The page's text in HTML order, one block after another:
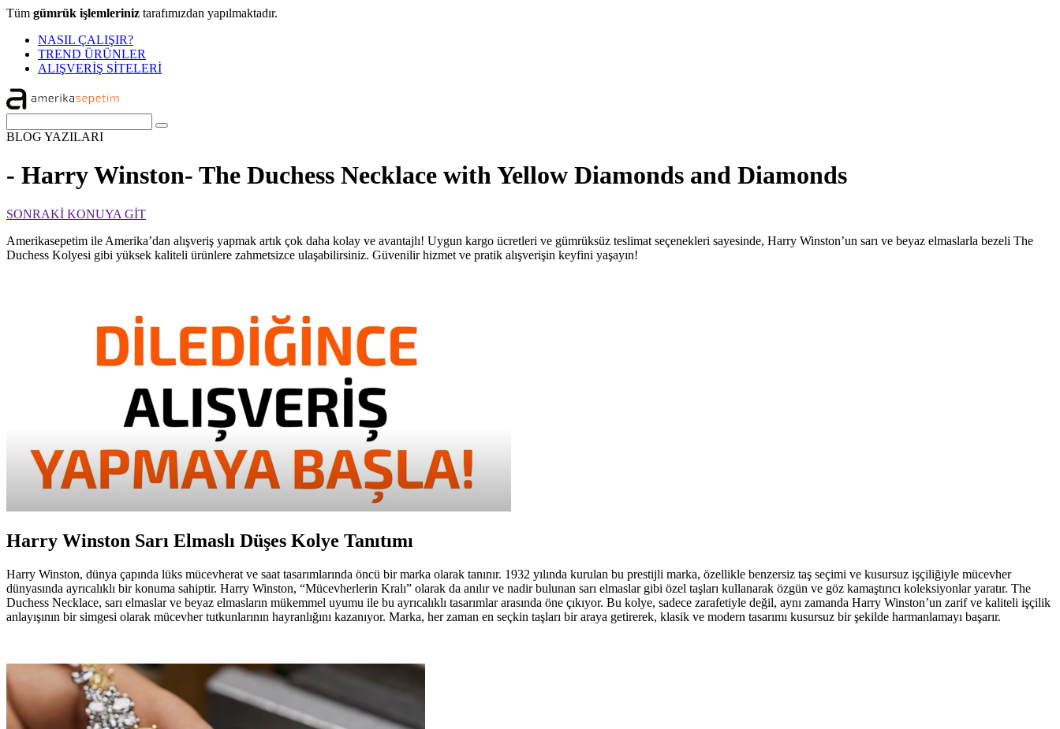
Tüm gümrük işlemleriniz tarafımızdan yapılmaktadır.
NASIL ÇALIŞIR?
TREND ÜRÜNLER
ALIŞVERİŞ SİTELERİ
BLOG YAZILARI
- Harry Winston- The Duchess Necklace with Yellow Diamonds and Diamonds
SONRAKİ KONUYA GİT
Amerikasepetim ile Amerika’dan alışveriş yapmak artık çok daha kolay ve avantajlı! Uygun kargo ücretleri ve gümrüksüz teslimat seçenekleri sayesinde, Harry Winston’un sarı ve beyaz elmaslarla bezeli The
Duchess Kolyesi gibi yüksek kaliteli ürünlere zahmetsizce ulaşabilirsiniz. Güvenilir hizmet ve pratik alışverişin keyfini yaşayın!
Harry Winston Sarı Elmaslı Düşes Kolye Tanıtımı
Harry Winston, dünya çapında lüks mücevherat ve saat tasarımlarında öncü bir marka olarak tanınır. 1932 yılında kurulan bu prestijli marka, özellikle benzersiz taş seçimi ve kusursuz işçiliğiyle mücevher
dünyasında ayrıcalıklı bir konuma sahiptir. Harry Winston, “Mücevherlerin Kralı” olarak da anılır ve nadir bulunan sarı elmaslar gibi özel taşları kullanarak özgün ve göz kamaştırıcı koleksiyonlar yaratır. The
Duchess Necklace, sarı elmaslar ve beyaz elmasların mükemmel uyumu ile bu ayrıcalıklı tasarımlar arasında öne çıkıyor. Bu kolye, sadece zarafetiyle değil, aynı zamanda Harry Winston’un zarif ve kaliteli işçilik
anlayışının bir simgesi olarak mücevher tutkunlarının hayranlığını kazanıyor. Marka, her zaman en seçkin taşları bir araya getirerek, klasik ve modern tasarımı kusursuz bir şekilde harmanlamayı başarır.